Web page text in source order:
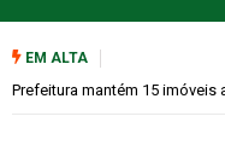
EM ALTA
Colina promove 1º Fórum de